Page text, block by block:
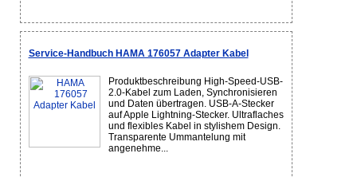
Service-Handbuch HAMA 176057 Adapter Kabel
Produktbeschreibung High-Speed-USB-
2.0-Kabel zum Laden, Synchronisieren
und Daten übertragen. USB-A-Stecker
auf Apple Lightning-Stecker. Ultraflaches
und flexibles Kabel in stylishem Design.
Transparente Ummantelung mit
angenehme...